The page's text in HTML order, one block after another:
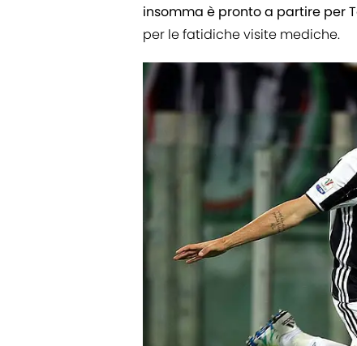
insomma è pronto a partire per
per le fatidiche visite mediche.